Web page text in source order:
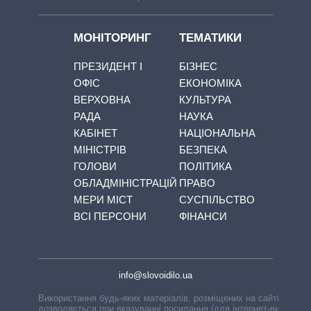
МОНІТОРИНГ
ПРЕЗИДЕНТ І
ОФІС
ВЕРХОВНА
РАДА
КАБІНЕТ
МІНІСТРІВ
ГОЛОВИ
ОБЛАДМІНІСТРАЦІЙ
МЕРИ МІСТ
ВСІ ПЕРСОНИ
ТЕМАТИКИ
БІЗНЕС
ЕКОНОМІКА
КУЛЬТУРА
НАУКА
НАЦІОНАЛЬНА
БЕЗПЕКА
ПОЛІТИКА
ПРАВО
СУСПІЛЬСТВО
ФІНАНСИ
info@slovoidilo.ua
Використання будь-яких матеріалів, розміщених на сайті,
дозволяється при вказуванні посилання (для інтернет-видань